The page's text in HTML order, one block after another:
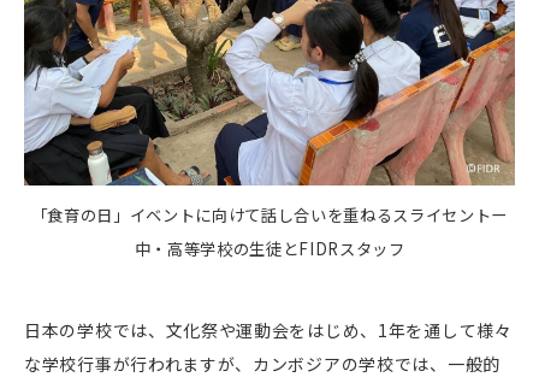
「食育の日」イベントに向けて話し合いを重ねるスライセントー
中・高等学校の生徒とFIDRスタッフ
日本の学校では、文化祭や運動会をはじめ、1年を通して様々
な学校行事が行われますが、カンボジアの学校では、一般的